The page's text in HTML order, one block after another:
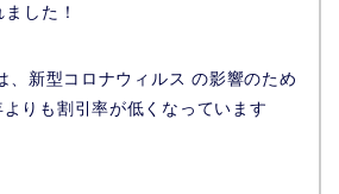
した！
、新型コロナウィルス の影響のため
りも割引率が低くなっています